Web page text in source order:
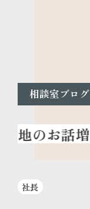
相談室ブログ
社長